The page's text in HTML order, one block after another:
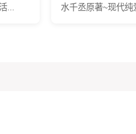
... 水千丞原著~现代纯